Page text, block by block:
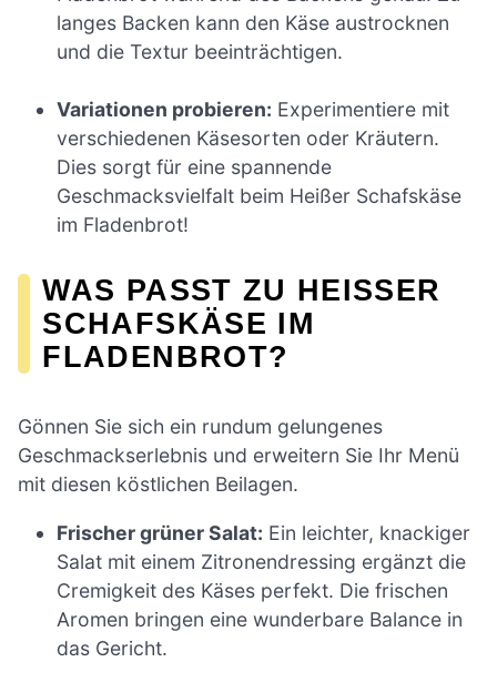
langes Backen kann den Käse austrocknen
und die Textur beeinträchtigen.
Variationen probieren: Experimentiere mit
verschiedenen Käsesorten oder Kräutern.
Dies sorgt für eine spannende
Geschmacksvielfalt beim Heißer Schafskäse
im Fladenbrot!
WAS PASST ZU HEISSER S
CHAFSKÄSE IM F
LADENBROT?
Gönnen Sie sich ein rundum gelungenes
Geschmackserlebnis und erweitern Sie Ihr Menü
mit diesen köstlichen Beilagen.
Frischer grüner Salat: Ein leichter, knackiger
Salat mit einem Zitronendressing ergänzt die
Cremigkeit des Käses perfekt. Die frischen
Aromen bringen eine wunderbare Balance in
das Gericht.